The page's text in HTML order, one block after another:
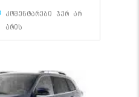
კომენტარები ჯერ არ
არის